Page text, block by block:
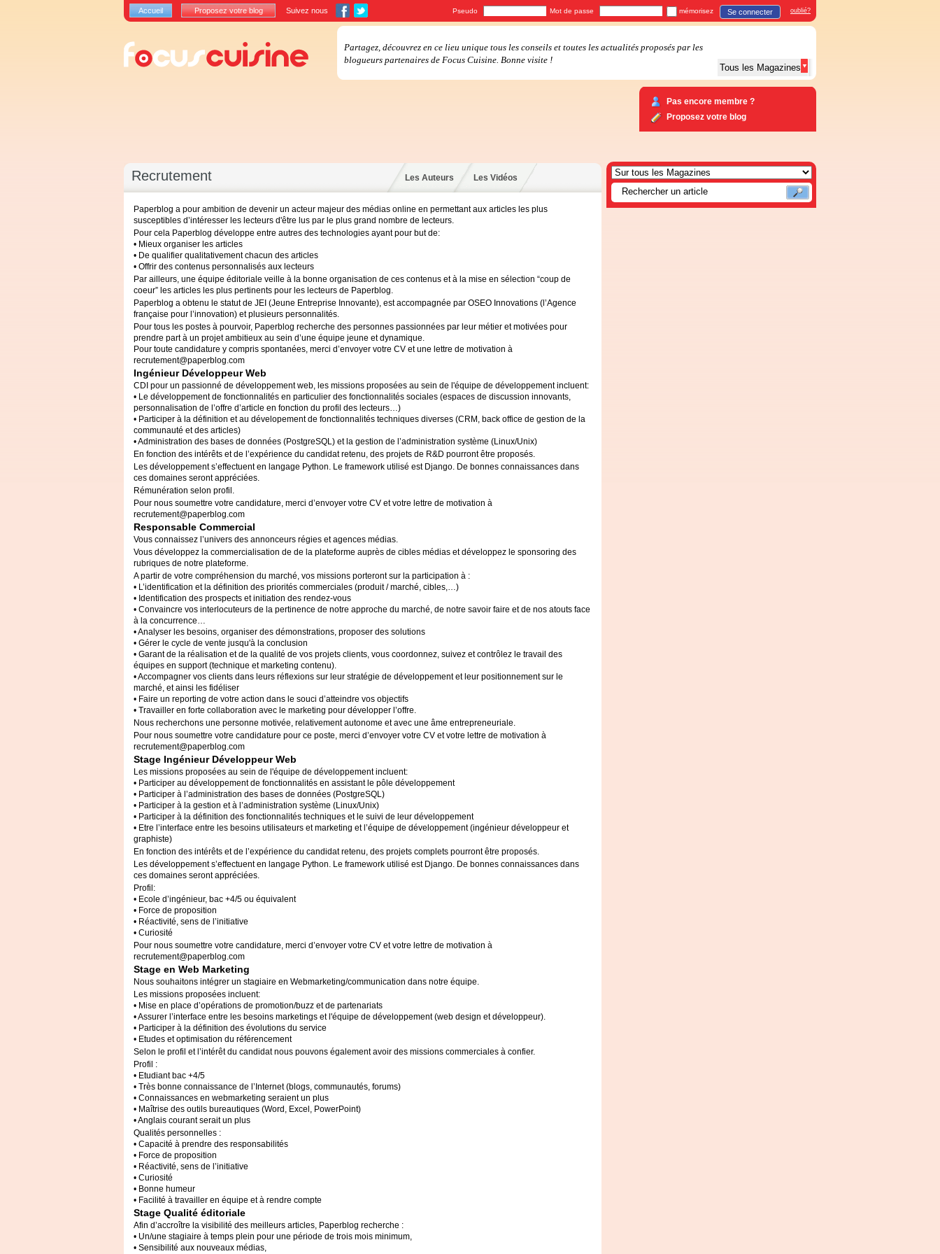
Recrutement Les Auteurs Les Vidéos
Paperblog a pour ambition de devenir un acteur majeur des médias online en permettant aux articles les plus
susceptibles d’intéresser les lecteurs d'être lus par le plus grand nombre de lecteurs.
Pour cela Paperblog développe entre autres des technologies ayant pour but de:
• Mieux organiser les articles
• De qualifier qualitativement chacun des articles
• Offrir des contenus personnalisés aux lecteurs
Par ailleurs, une équipe éditoriale veille à la bonne organisation de ces contenus et à la mise en sélection “coup de
coeur” les articles les plus pertinents pour les lecteurs de Paperblog.
Paperblog a obtenu le statut de JEI (Jeune Entreprise Innovante), est accompagnée par OSEO Innovations (l’Agence
française pour l’innovation) et plusieurs personnalités.
Pour tous les postes à pourvoir, Paperblog recherche des personnes passionnées par leur métier et motivées pour
prendre part à un projet ambitieux au sein d’une équipe jeune et dynamique.
Pour toute candidature y compris spontanées, merci d’envoyer votre CV et une lettre de motivation à
recrutement@paperblog.com
Ingénieur Développeur Web
CDI pour un passionné de développement web, les missions proposées au sein de l'équipe de développement incluent:
• Le développement de fonctionnalités en particulier des fonctionnalités sociales (espaces de discussion innovants,
personnalisation de l’offre d’article en fonction du profil des lecteurs…)
• Participer à la définition et au dévelopement de fonctionnalités techniques diverses (CRM , back office de gestion de la
communauté et des articles)
• Administration des bases de données (PostgreSQL) et la gestion de l’administration système (Linux/Unix)
En fonction des intérêts et de l’expérience du candidat retenu, des projets de R&D pourront être proposés.
Les développement s’effectuent en langage Python. Le framework utilisé est Django. De bonnes connaissances dans
ces domaines seront appréciées.
Rémunération selon profil.
Pour nous soumettre votre candidature, merci d’envoyer votre CV et votre lettre de motivation à
recrutement@paperblog.com
Responsable Commercial
Vous connaissez l’univers des annonceurs régies et agences médias.
Vous développez la commercialisation de de la plateforme auprès de cibles médias et développez le sponsoring des
rubriques de notre plateforme.
A partir de votre compréhension du marché, vos missions porteront sur la participation à :
• L’identification et la définition des priorités commerciales (produit / marché, cibles,…)
• Identification des prospects et initiation des rendez-vous
• Convaincre vos interlocuteurs de la pertinence de notre approche du marché, de notre savoir faire et de nos atouts face
à la concurrence…
• Analyser les besoins, organiser des démonstrations, proposer des solutions
• Gérer le cycle de vente jusqu'à la conclusion
• Garant de la réalisation et de la qualité de vos projets clients, vous coordonnez, suivez et contrôlez le travail des
équipes en support (technique et marketing contenu).
• Accompagner vos clients dans leurs réflexions sur leur stratégie de développement et leur positionnement sur le
marché, et ainsi les fidéliser
• Faire un reporting de votre action dans le souci d’atteindre vos objectifs
• Travailler en forte collaboration avec le marketing pour développer l’offre.
Nous recherchons une personne motivée, relativement autonome et avec une âme entrepreneuriale.
Pour nous soumettre votre candidature pour ce poste, merci d’envoyer votre CV et votre lettre de motivation à
recrutement@paperblog.com
Stage Ingénieur Développeur Web
Les missions proposées au sein de l'équipe de développement incluent:
• Participer au développement de fonctionnalités en assistant le pôle développement
• Participer à l’administration des bases de données (PostgreSQL)
• Participer à la gestion et à l’administration système (Linux/Unix)
• Participer à la définition des fonctionnalités techniques et le suivi de leur développement
• Etre l’interface entre les besoins utilisateurs et marketing et l’équipe de développement (ingénieur développeur et
graphiste)
En fonction des intérêts et de l’expérience du candidat retenu, des projets complets pourront être proposés.
Les développement s’effectuent en langage Python. Le framework utilisé est Django. De bonnes connaissances dans
ces domaines seront appréciées.
Profil:
• Ecole d’ingénieur, bac +4/5 ou équivalent
• Force de proposition
• Réactivité, sens de l’initiative
• Curiosité
Pour nous soumettre votre candidature, merci d’envoyer votre CV et votre lettre de motivation à
recrutement@paperblog.com
Stage en Web Marketing
Nous souhaitons intégrer un stagiaire en Webmarketing/communication dans notre équipe.
Les missions proposées incluent:
• Mise en place d’opérations de promotion/buzz et de partenariats
• Assurer l’interface entre les besoins marketings et l'équipe de développement (web design et développeur).
• Participer à la définition des évolutions du service
• Etudes et optimisation du référencement
Selon le profil et l’intérêt du candidat nous pouvons également avoir des missions commerciales à confier.
Profil :
• Etudiant bac +4/5
• Très bonne connaissance de l’Internet (blogs, communautés, forums)
• Connaissances en webmarketing seraient un plus
• Maîtrise des outils bureautiques (Word, Excel, PowerPoint)
• Anglais courant serait un plus
Qualités personnelles :
• Capacité à prendre des responsabilités
• Force de proposition
• Réactivité, sens de l’initiative
• Curiosité
• Bonne humeur
• Facilité à travailler en équipe et à rendre compte
Stage Qualité éditoriale
Afin d’accroître la visibilité des meilleurs articles, Paperblog recherche :
• Un/une stagiaire à temps plein pour une période de trois mois minimum,
• Sensibilité aux nouveaux médias,
Accueil Proposez votre blog Suivez nous Pseudo Mot de passe mémorisez Se connecter oublié?
Tous les Magazines
Partagez, découvrez en ce lieu unique tous les conseils et toutes les actualités proposés par les
blogueurs partenaires de Focus Cuisine. Bonne visite !
Pas encore membre ?
Proposez votre blog